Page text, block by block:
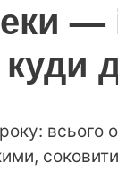
—
всього